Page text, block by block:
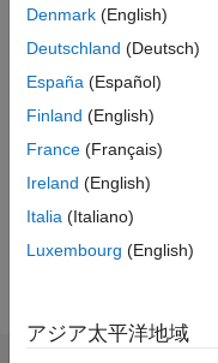
Following:
メ
セ
ー
Denmark (English)
Deutschland (Deutsch)
España (Español)
Finland (English)
France (Français)
Ireland (English)
Italia (Italiano)
Luxembourg (English)
アジア太平洋地域